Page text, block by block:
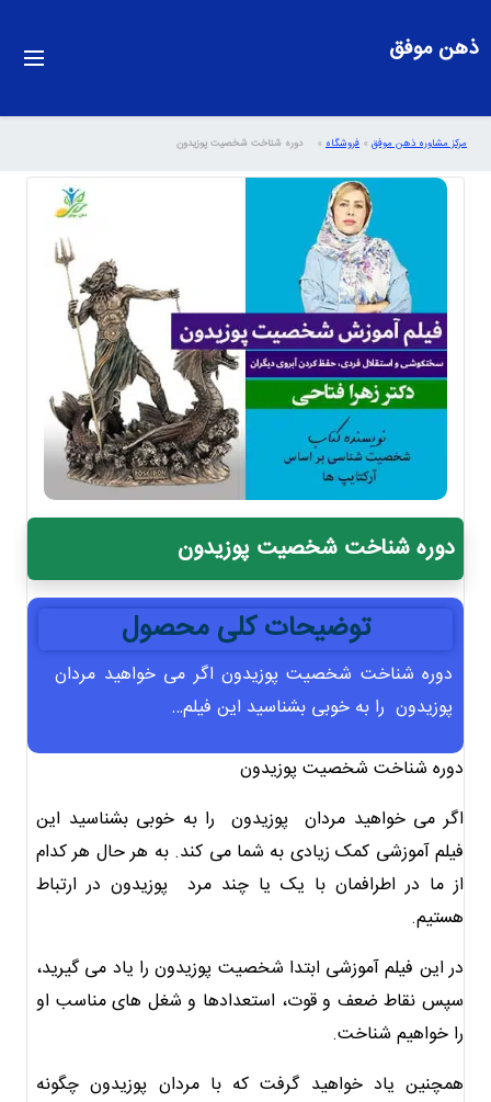
ذهن موفق
مرکز مشاوره ذهن موفق» فروشگاه» دوره شناخت شخصیت پوزیدون
دوره شناخت شخصیت پوزیدون
توضیحات کلی محصول
دوره شناخت شخصیت پوزیدون اگر می خواهید مردان
پوزیدون را به خوبی بشناسید این فیلم…
دوره شناخت شخصیت پوزیدون
اگر می خواهید مردان پوزیدون را به خوبی بشناسید این
فیلم آموزشی کمک زیادی به شما می کند. به هر حال هر کدام
از ما در اطرافمان با یک یا چند مرد پوزیدون در ارتباط
هستیم.
در این فیلم آموزشی ابتدا شخصیت پوزیدون را یاد می گیرید،
سپس نقاط ضعف و قوت، استعدادها و شغل های مناسب او
را خواهیم شناخت.
همچنین یاد خواهید گرفت که با مردان پوزیدون چگونه